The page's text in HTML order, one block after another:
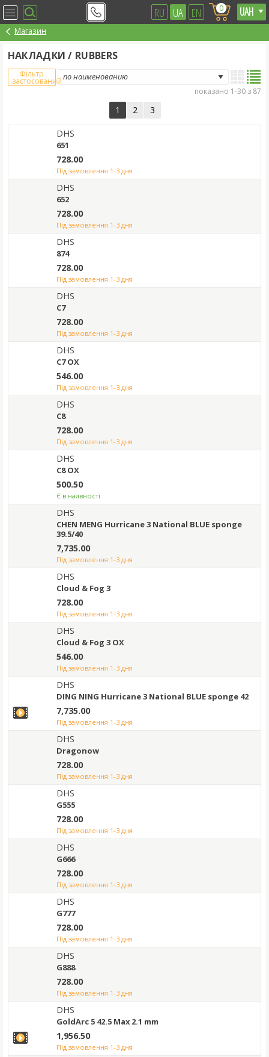
RU UA EN 0
Магазин
НАКЛАДКИ / RUBBERS
Фільтр
застосований
показано 1-30 з 87
1 2 3
DHS
651
728.00
під замовлення 1-3 дня
DHS
652
728.00
під замовлення 1-3 дня
DHS
874
728.00
під замовлення 1-3 дня
DHS
C7
728.00
під замовлення 1-3 дня
DHS
C7 OX
546.00
під замовлення 1-3 дня
DHS
C8
728.00
під замовлення 1-3 дня
DHS
C8 OX
500.50
Є в наявності
DHS
CHEN MENG Hurricane 3 National BLUE sponge
39.5/40
7,735.00
під замовлення 1-3 дня
DHS
Cloud & Fog 3
728.00
під замовлення 1-3 дня
DHS
Cloud & Fog 3 OX
546.00
під замовлення 1-3 дня
DHS
DING NING Hurricane 3 National BLUE sponge 42
7,735.00
під замовлення 1-3 дня
DHS
Dragonow
728.00
під замовлення 1-3 дня
DHS
G555
728.00
під замовлення 1-3 дня
DHS
G666
728.00
під замовлення 1-3 дня
DHS
G777
728.00
під замовлення 1-3 дня
DHS
G888
728.00
під замовлення 1-3 дня
DHS
GoldArc 5 42.5 Max 2.1 mm
1,956.50
під замовлення 1-3 дня